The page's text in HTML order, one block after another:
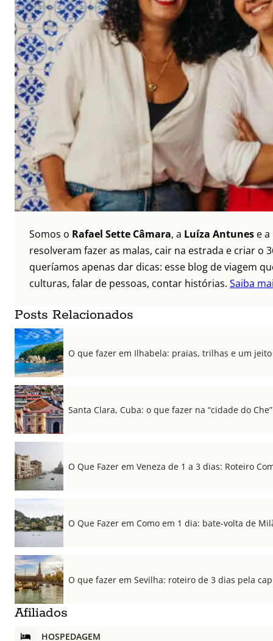
Somos o Rafael Sette Câmara, a Luíza Antunes e a
resolveram fazer as malas, cair na estrada e criar o
queríamos apenas dar dicas: esse blog de viagem
culturas, falar de pessoas, contar histórias. Saiba
Posts Relacionados
O que fazer em Ilhabela: praias, trilhas e um
Santa Clara, Cuba: o que fazer na “cidade do Che”
O Que Fazer em Veneza de 1 a 3 dias: Roteiro
O Que Fazer em Como em 1 dia: bate-volta de
O que fazer em Sevilha: roteiro de 3 dias pela
Afiliados
HOSPEDAGEM